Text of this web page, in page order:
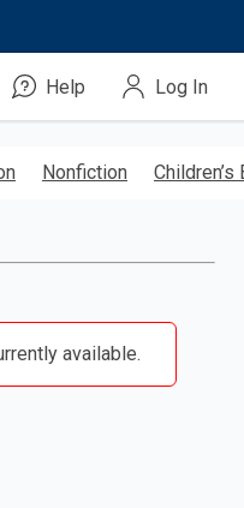
Help Log In
Nonfiction Children’s
available.